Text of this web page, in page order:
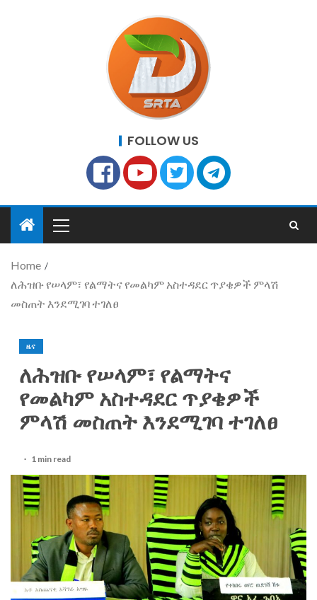
FOLLOW US
Home
ለሕዝቡ የሠላም፣ የልማትና የመልካም አስተዳደር ጥያቄዎች ምላሽ
መስጠት እንደሚገባ ተገለፀ
ዜና
ለሕዝቡ የሠላም፣ የልማትና
የመልካም አስተዳደር ጥያቄዎች
ምላሽ መስጠት እንደሚገባ ተገለፀ
1 min read